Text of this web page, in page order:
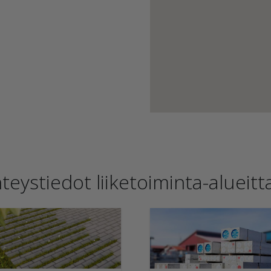
liiketoiminta-